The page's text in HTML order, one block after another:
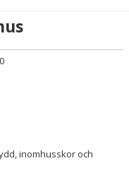
inomhusskor och